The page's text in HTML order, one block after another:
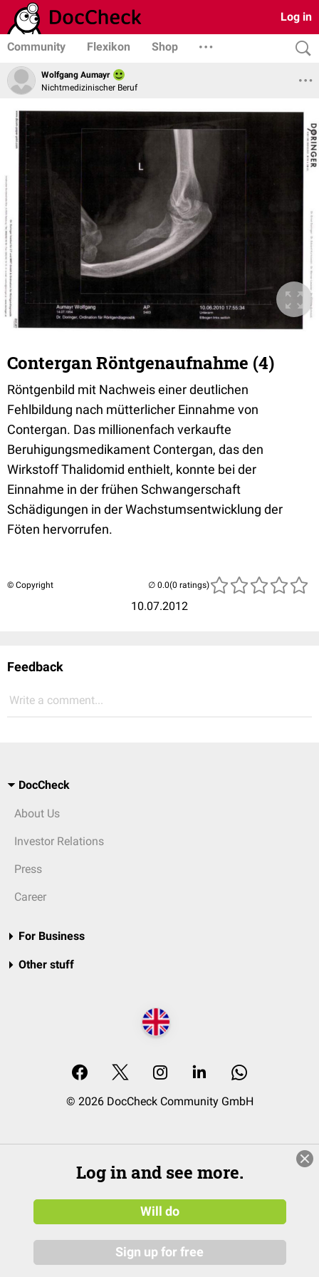
Log in
Community Flexikon Shop
Wolfgang Aumayr
Nichtmedizinischer Beruf
Contergan Röntgenaufnahme (4)
Röntgenbild mit Nachweis einer deutlichen
Fehlbildung nach mütterlicher Einnahme von
Contergan. Das millionenfach verkaufte
Beruhigungsmedikament Contergan, das den
Wirkstoff Thalidomid enthielt, konnte bei der
Einnahme in der frühen Schwangerschaft
Schädigungen in der Wachstumsentwicklung der
Föten hervorrufen.
© Copyright
10.07.2012
(0 ratings)
Feedback
Write a comment...
DocCheck
About Us
Investor Relations
Press
Career
For Business
Other stuff
© 2026 DocCheck Community GmbH
Log in and see more.
Will do
Sign up for free